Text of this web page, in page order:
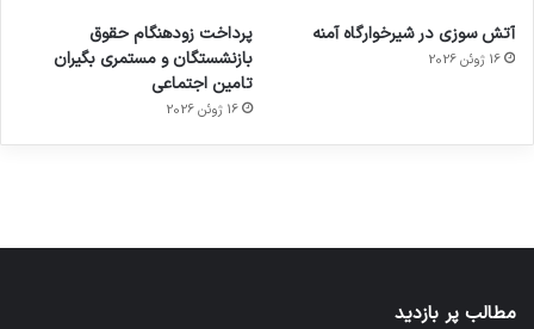
آتش سوزی در شیرخوارگاه آمنه
16 ژوئن 2026
پرداخت زودهنگام حقوق
بازنشستگان و مستمری بگیران
تامین اجتماعی
16 ژوئن 2026
برای
کشف
توسط
مجازی
…
ساعت
هوشمند
با طعم
توسط
ژاکت
در
های
2023
توسط
مطالب پر بازدید